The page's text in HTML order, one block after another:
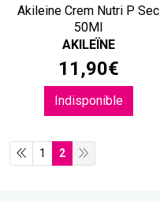
Akileine Crem Nutri P Sec
50Ml
AKILEÏNE
11 ,90€
Indisponible
1 2